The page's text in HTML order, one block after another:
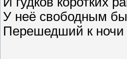
У неё свободным
Перешедший к ночи